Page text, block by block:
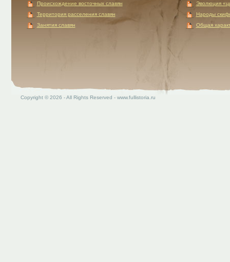
Происхождение восточных славян
Территория расселения славян
Занятия славян
Эволюция
Народы
Общая
Copyright © 2026 - All Rights Reserved - www.fullistoria.ru